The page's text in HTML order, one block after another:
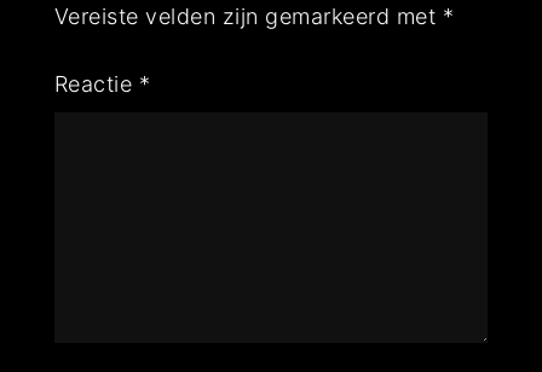
Vereiste velden zijn gemarkeerd met *
Reactie *